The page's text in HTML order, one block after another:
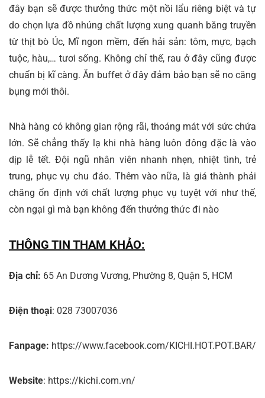
đây bạn sẽ được thưởng thức một nồi lẩu riêng biệt và tự
do chọn lựa đồ nhúng chất lượng xung quanh băng truyền
từ thịt bò Úc, Mĩ ngon mềm, đến hải sản: tôm, mực, bạch
tuộc, hàu,… tươi sống. Không chỉ thế, rau ở đây cũng được
chuẩn bị kĩ càng. Ăn buffet ở đây đảm bảo bạn sẽ no căng
bụng mới thôi.
Nhà hàng có không gian rộng rãi, thoáng mát với sức chứa
lớn. Sẽ chẳng thấy lạ khi nhà hàng luôn đông đặc là vào
dịp lễ tết. Đội ngũ nhân viên nhanh nhẹn, nhiệt tình, trẻ
trung, phục vụ chu đáo. Thêm vào nữa, là giá thành phải
chăng ổn định với chất lượng phục vụ tuyệt với như thế,
còn ngại gì mà bạn không đến thưởng thức đi nào
THÔNG TIN THAM KHẢO:
Địa chỉ: 65 An Dương Vương, Phường 8, Quận 5, HCM
Điện thoại: 028 73007036
Fanpage: https://www.facebook.com/KICHI.HOT.POT.BAR/
Website: https://kichi.com.vn/